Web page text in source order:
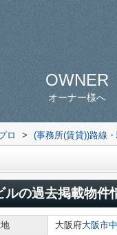
OWNER
オーナー様へ
ロ > (事務所(賃貸))路線
ルの過去掲載物件
大阪府大阪市